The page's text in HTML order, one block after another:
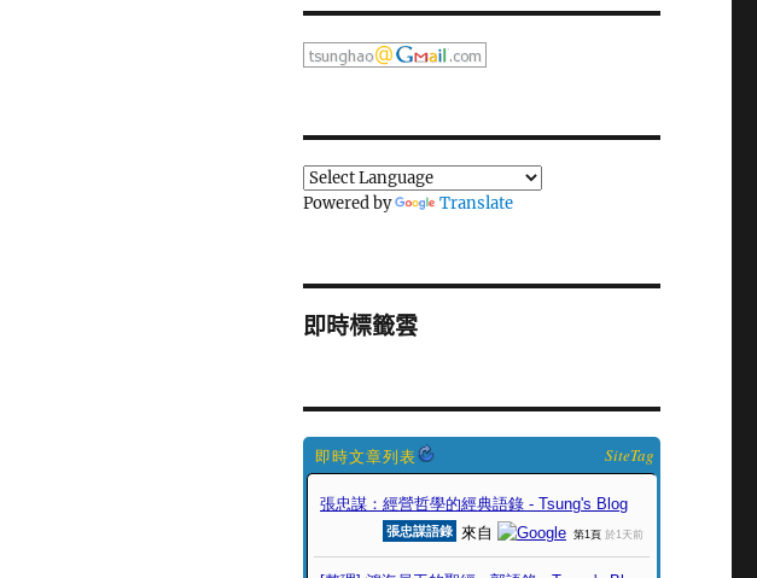
Powered by Translate
即時標籤雲
SiteTag